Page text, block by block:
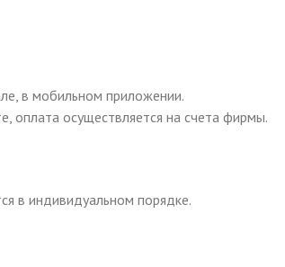
в мобильном приложении.
оплата осуществляется на счета фирмы.
в индивидуальном порядке.